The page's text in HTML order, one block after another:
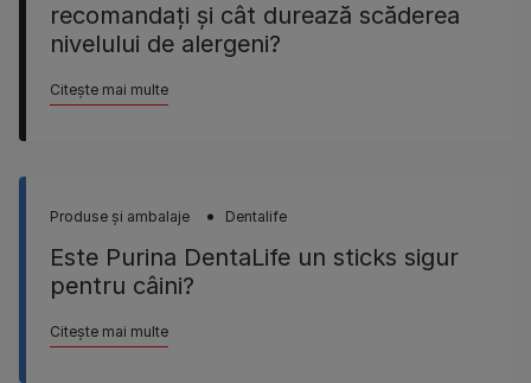
recomandaţi şi cât durează scăderea
nivelului de alergeni?
Citește mai multe
Produse şi ambalaje Dentalife
Este Purina DentaLife un sticks sigur
pentru câini?
Citește mai multe